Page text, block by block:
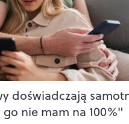
doświadczają
nie mam na 100%"